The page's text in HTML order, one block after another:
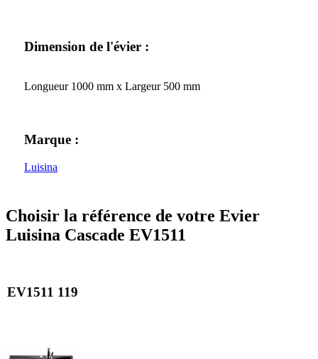
Dimension de l'évier :
Longueur 1000 mm x Largeur 500 mm
Marque :
Luisina
Choisir la référence de votre Evier
Luisina Cascade EV1511
EV1511 119